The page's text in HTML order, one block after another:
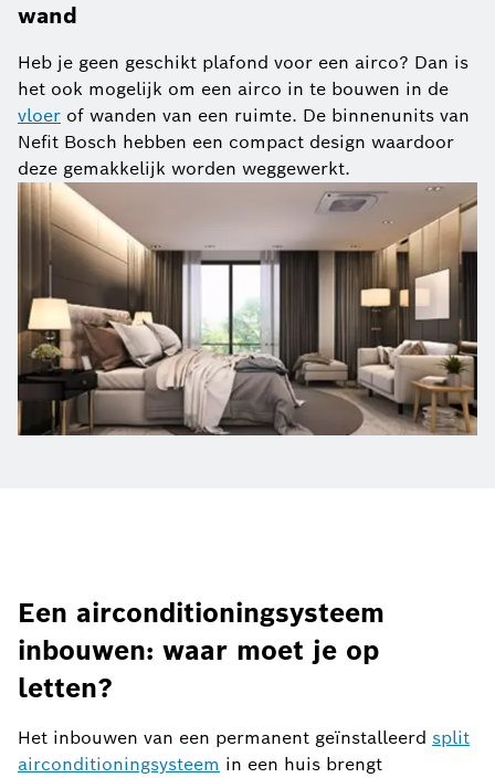
wand
Heb je geen geschikt plafond voor een airco? Dan is
het ook mogelijk om een airco in te bouwen in de
vloer of wanden van een ruimte. De binnenunits van
Nefit Bosch hebben een compact design waardoor
deze gemakkelijk worden weggewerkt.
Een airconditioningsysteem
inbouwen: waar moet je op
letten?
Het inbouwen van een permanent geïnstalleerd split
airconditioningsysteem in een huis brengt